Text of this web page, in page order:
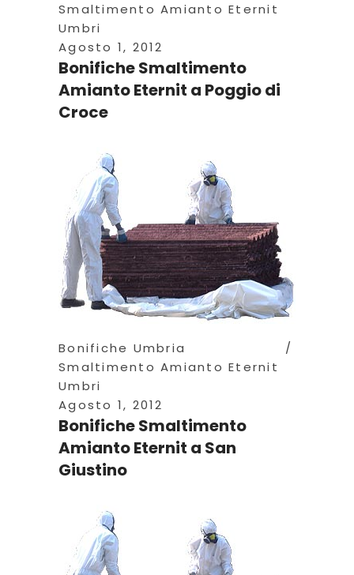
Smaltimento Amianto Eternit
Umbri
Agosto 1, 2012
Bonifiche Smaltimento
Amianto Eternit a Poggio di
Croce
Bonifiche Umbria
Smaltimento Amianto Eternit
Umbri
Agosto 1, 2012
Bonifiche Smaltimento
Amianto Eternit a San
Giustino